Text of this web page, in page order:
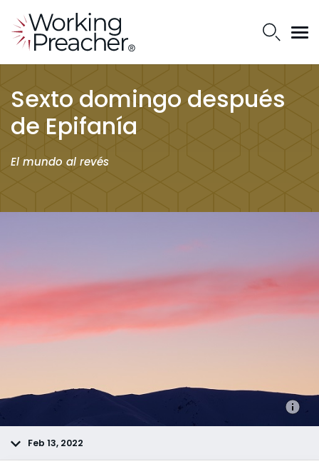
Sexto domingo después
de Epifanía
El mundo al revés
Feb 13, 2022